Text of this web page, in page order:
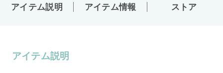
アイテム説明 アイテム情報 ストア
アイテム説明